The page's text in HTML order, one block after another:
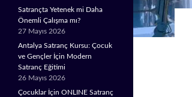
Satrançta Yetenek mi Daha
Önemli Çalışma mı?
27 Mayıs 2026
Antalya Satranç Kursu: Çocuk
ve Gençler İçin Modern
Satranç Eğitimi
26 Mayıs 2026
Çocuklar İçin ONLINE Satranç